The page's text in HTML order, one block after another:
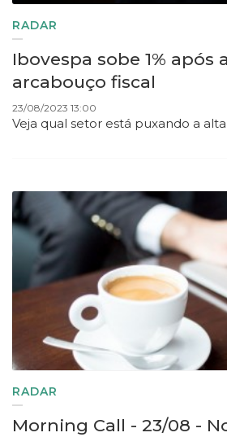
RADAR
Ibovespa sobe 1% após
arcabouço fiscal
23/08/2023 13:00
Veja qual setor está puxando a
RADAR
Morning Call - 23/08 -